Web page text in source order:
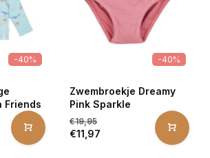
-40%
Friends
-40%
Zwembroekje Dreamy
Pink Sparkle
€19,95
€11,97